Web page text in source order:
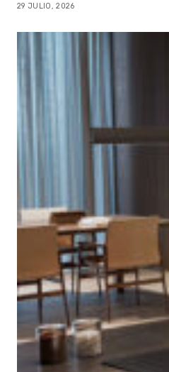
29 JULIO, 2026